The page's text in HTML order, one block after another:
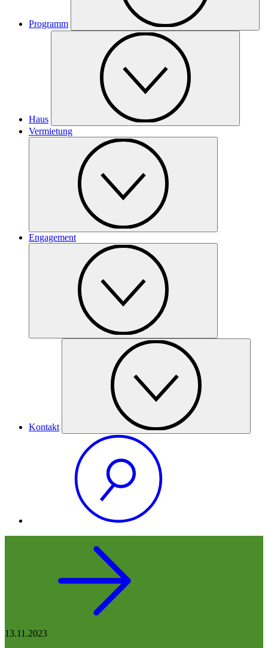
Programm
Haus
Vermietung
Engagement
Kontakt
13.11.2023